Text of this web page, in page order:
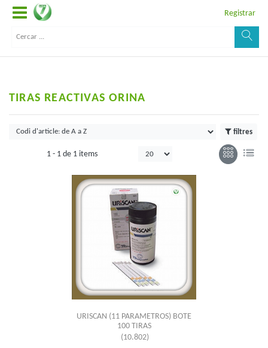
Registrar
TIRAS REACTIVAS ORINA
filtres
1 - 1 de 1 items
URISCAN (11 PARAMETROS) BOTE
100 TIRAS
(10.802)